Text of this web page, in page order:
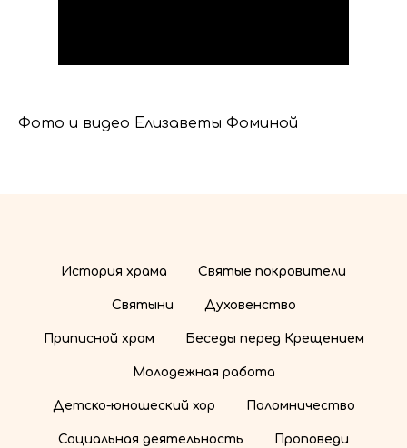
Фото и видео Елизаветы Фоминой
История храма Святые покровители
Святыни Духовенство
Приписной храм Беседы перед Крещением
Молодежная работа
Детско-юношеский хор Паломничество
Социальная деятельность Проповеди